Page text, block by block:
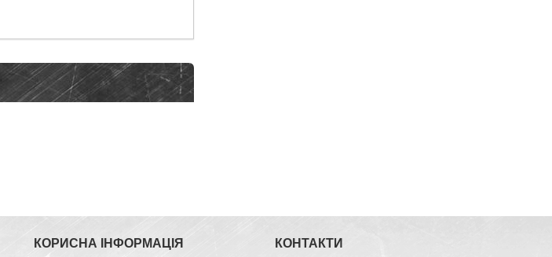
КОРИСНА ІНФОРМАЦІЯ КОНТАКТИ